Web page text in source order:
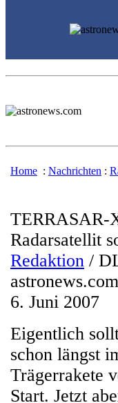
Home : Nachrichten :
TERRASAR-
Radarsatellit
Redaktion /
astronews.com
6. Juni 2007
Eigentlich
schon längst
Trägerrakete
Start. Jetzt